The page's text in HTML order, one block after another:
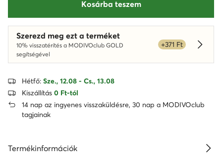
Kosárba teszem
Szerezd meg ezt a terméket
10% visszatérítés a MODIVOclub GOLD
segítségével
+371 Ft
Hétfő: Sze., 12.08 - Cs., 13.08
Kiszállítás 0 Ft-tól
14 nap az ingyenes visszaküldésre, 30 nap a MODIVOclub
tagjainak
Termékinformációk